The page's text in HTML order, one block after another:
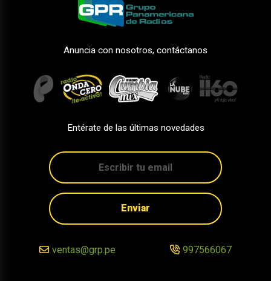
Anuncia con nosotros, contáctanos
Entérate de las últimas novedades
Enviar
ventas@grp.pe 997566067